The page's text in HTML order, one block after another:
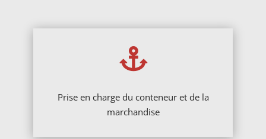

Prise en charge du conteneur et de la
marchandise